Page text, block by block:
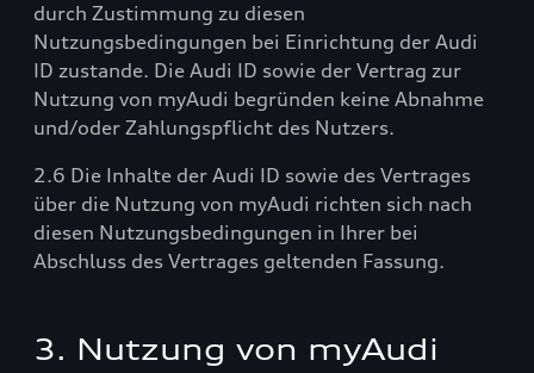
durch Zustimmung zu diesen
Nutzungsbedingungen bei Einrichtung der Audi
ID zustande. Die Audi ID sowie der Vertrag zur
Nutzung von myAudi begründen keine Abnahme
und/oder Zahlungspflicht des Nutzers.
2.6 Die Inhalte der Audi ID sowie des Vertrages
über die Nutzung von myAudi richten sich nach
diesen Nutzungsbedingungen in Ihrer bei
Abschluss des Vertrages geltenden Fassung.
3. Nutzung von myAudi